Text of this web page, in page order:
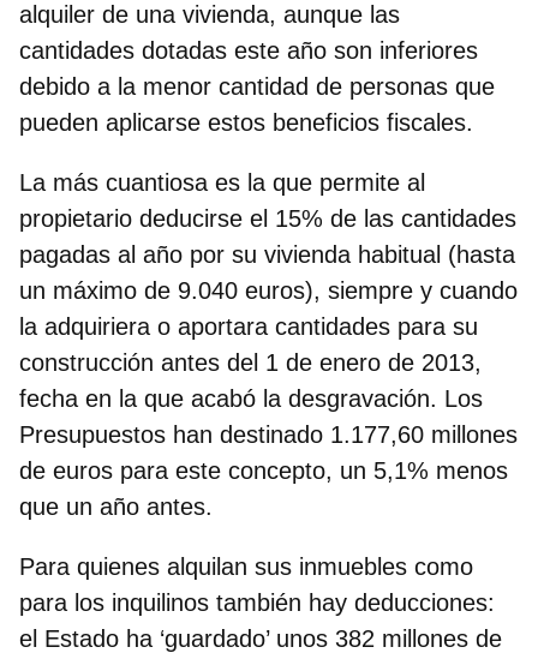
alquiler de una vivienda, aunque las
cantidades dotadas este año son inferiores
debido a la menor cantidad de personas que
pueden aplicarse estos beneficios fiscales.
La más cuantiosa es la que permite al
propietario deducirse el 15% de las cantidades
pagadas al año por su vivienda habitual (hasta
un máximo de 9.040 euros), siempre y cuando
la adquiriera o aportara cantidades para su
construcción antes del 1 de enero de 2013,
fecha en la que acabó la desgravación. Los
Presupuestos han destinado 1.177,60 millones
de euros para este concepto, un 5,1% menos
que un año antes.
Para quienes alquilan sus inmuebles como
para los inquilinos también hay deducciones:
el Estado ha ‘guardado’ unos 382 millones de